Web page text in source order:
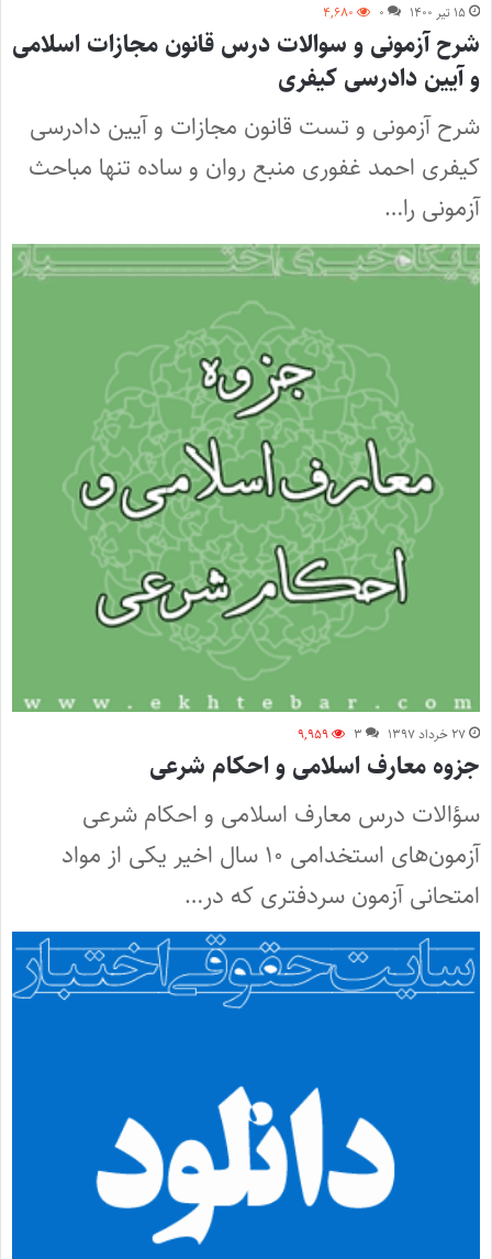
۱۵ تیر ۱۴۰۰ ۰ ۴,۶۸۰
شرح آزمونی و سوالات درس قانون مجازات اسلامی
و آیین دادرسی کیفری
شرح آزمونی و تست قانون مجازات و آیین دادرسی
کیفری احمد غفوری منبع روان و ساده تنها مباحث
آزمونی را…
۲۷ خرداد ۱۳۹۷ ۳ ۹,۹۵۹
جزوه معارف اسلامی و احکام شرعی
سؤالات درس معارف اسلامی و احکام شرعی
آزمون‌های استخدامی ۱۰ سال اخیر یکی از مواد
امتحانی آزمون سردفتری که در…